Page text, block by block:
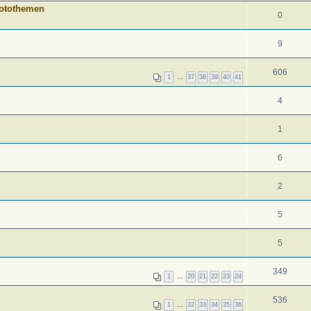
0
9
1 37 38 39 40 41 606
4
1
6
2
5
5
1 20 21 22 23 24 349
1 32 33 34 35 36 536